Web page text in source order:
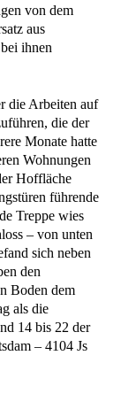
von dem
aus
ihnen
die Arbeiten auf
die der
Monate hatte
Wohnungen
Hoffläche
führende
Treppe wies
– von unten
sich neben
den
Boden dem
als die
14 bis 22 der
– 4104 Js